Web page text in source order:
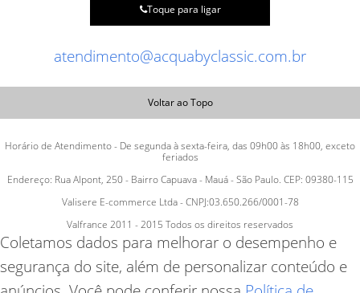
Toque para ligar
atendimento@acquabyclassic.com.br
Voltar ao Topo
Horário de Atendimento - De segunda à sexta-feira, das 09h00 às 18h00, exceto
feriados
Endereço: Rua Alpont, 250 - Bairro Capuava - Mauá - São Paulo. CEP: 09380-115
Valisere E-commerce Ltda - CNPJ:03.650.266/0001-78
Valfrance 2011 - 2015 Todos os direitos reservados
Coletamos dados para melhorar o desempenho e
segurança do site, além de personalizar conteúdo e